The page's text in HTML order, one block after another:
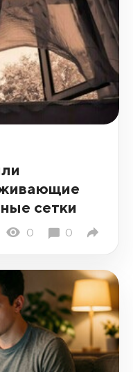
сетки
0 0